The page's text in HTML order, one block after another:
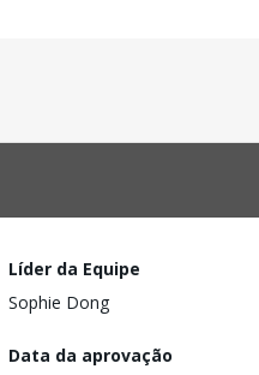
Líder da Equipe
Sophie Dong
Data da aprovação